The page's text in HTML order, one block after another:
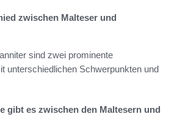
zwischen Malteser und
sind zwei prominente
unterschiedlichen Schwerpunkten und
gibt es zwischen den Maltesern und